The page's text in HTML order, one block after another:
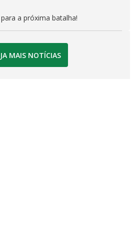
a próxima batalha!
MAIS NOTÍCIAS